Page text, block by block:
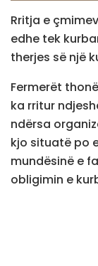
Rritja e
edhe tek
therjes së një
Fermerët
ka rritur
ndërsa
kjo situatë po
mundësinë e
obligimin e